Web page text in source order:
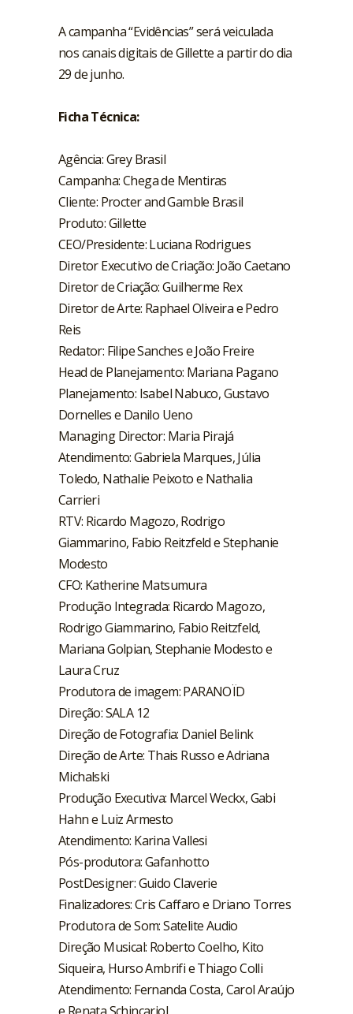
A campanha “Evidências” será veiculada
noscanais digitais de Gillettea partir do dia
29 de junho.
Ficha Técnica:
Agência: Grey Brasil
Campanha: Chega de Mentiras
Cliente: Procter and Gamble Brasil
Produto: Gillette
CEO/Presidente: Luciana Rodrigues
Diretor Executivo de Criação: João Caetano
Diretor de Criação: Guilherme Rex
Diretor de Arte: Raphael Oliveira e Pedro
Reis
Redator: Filipe Sanches e João Freire
Head de Planejamento: Mariana Pagano
Planejamento: Isabel Nabuco, Gustavo
Dornelles e Danilo Ueno
Managing Director: Maria Pirajá
Atendimento: Gabriela Marques, Júlia
Toledo, Nathalie Peixoto e Nathalia
Carrieri
RTV: Ricardo Magozo, Rodrigo
Giammarino, Fabio Reitzfeld e Stephanie
Modesto
CFO: Katherine Matsumura
Produção Integrada: Ricardo Magozo,
Rodrigo Giammarino, Fabio Reitzfeld,
Mariana Golpian, Stephanie Modesto e
Laura Cruz
Produtora de imagem: PARANOÏD
Direção: SALA 12
Direção de Fotografia: Daniel Belink
Direção de Arte: Thais Russo e Adriana
Michalski
Produção Executiva: Marcel Weckx, Gabi
Hahn e Luiz Armesto
Atendimento: Karina Vallesi
Pós-produtora: Gafanhotto
PostDesigner: Guido Claverie
Finalizadores: Cris Caffaro e Driano Torres
Produtora de Som: Satelite Audio
Direção Musical: Roberto Coelho, Kito
Siqueira, Hurso Ambrifi e Thiago Colli
Atendimento: Fernanda Costa, Carol Araújo